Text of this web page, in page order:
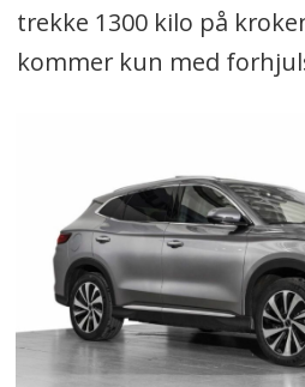
trekke 1300 kilo på
kommer kun med